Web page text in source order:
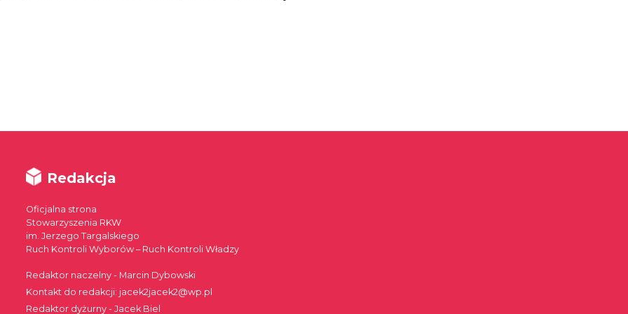
Redakcja
Oficjalna strona
Stowarzyszenia RKW
im. Jerzego Targalskiego
Ruch Kontroli Wyborów – Ruch Kontroli Władzy
Redaktor naczelny - Marcin Dybowski
Kontakt do redakcji: jacek2jacek2@wp.pl
Redaktor dyżurny - Jacek Biel